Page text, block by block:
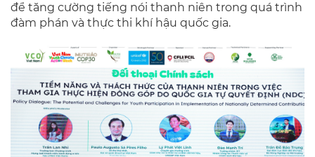
để tăng cường tiếng nói thanh niên trong quá trình
đàm phán và thực thi khí hậu quốc gia.